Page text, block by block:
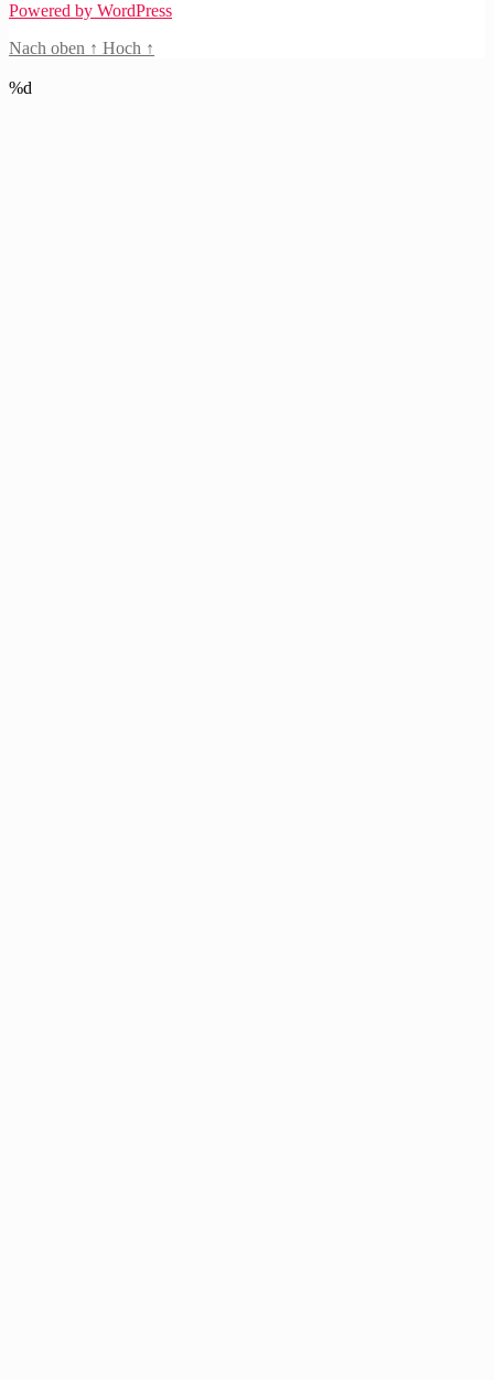
Powered by WordPress
Nach oben ↑ Hoch ↑
%d